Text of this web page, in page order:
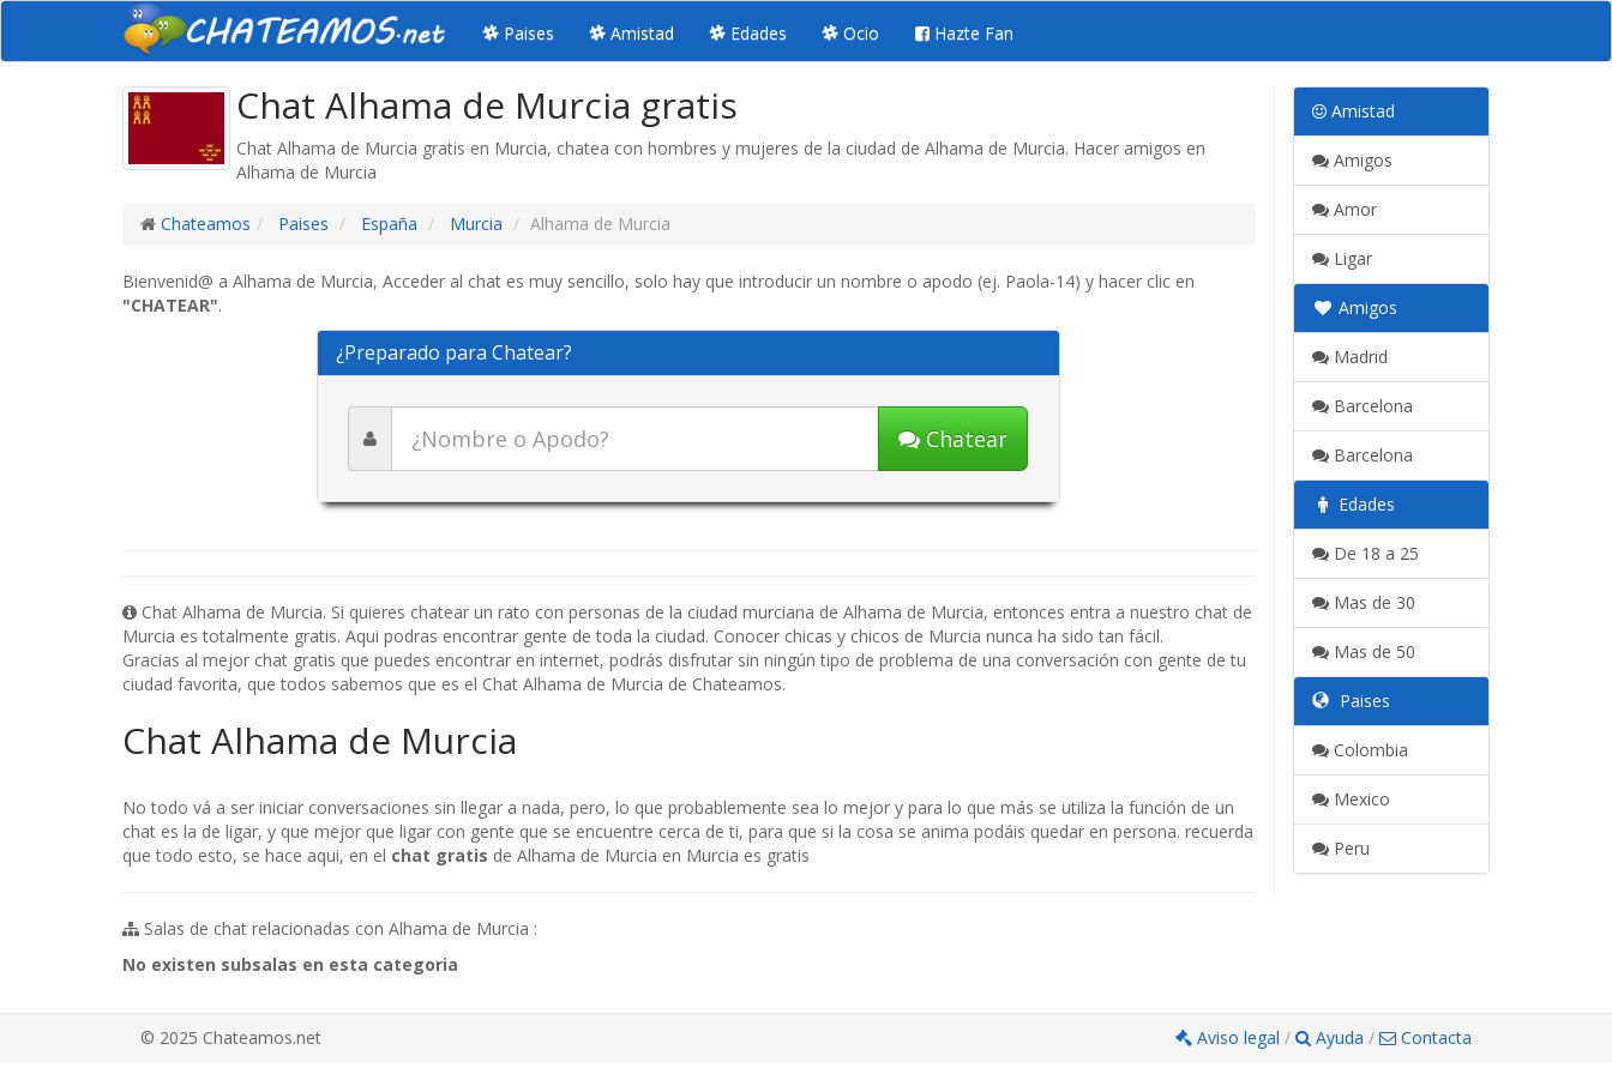
Paises Amistad Edades Ocio Hazte Fan
Chat Alhama de Murcia gratis
Chat Alhama de Murcia gratis en Murcia, chatea con hombres y mujeres de la ciudad de Alhama de Murcia. Hacer amigos en
Alhama de Murcia
Chateamos Paises España Murcia Alhama de Murcia
Bienvenid@ a Alhama de Murcia, Acceder al chat es muy sencillo, solo hay que introducir un nombre o apodo (ej. Paola-14) y hacer clic en
"CHATEAR".
¿Preparado para Chatear?
Chatear
Chat Alhama de Murcia. Si quieres chatear un rato con personas de la ciudad murciana de Alhama de Murcia, entonces entra a nuestro chat de
Murcia es totalmente gratis. Aqui podras encontrar gente de toda la ciudad. Conocer chicas y chicos de Murcia nunca ha sido tan fácil.
Gracias al mejor chat gratis que puedes encontrar en internet, podrás disfrutar sin ningún tipo de problema de una conversación con gente de tu
ciudad favorita, que todos sabemos que es el Chat Alhama de Murcia de Chateamos.
Chat Alhama de Murcia
No todo vá a ser iniciar conversaciones sin llegar a nada, pero, lo que probablemente sea lo mejor y para lo que más se utiliza la función de un
chat es la de ligar, y que mejor que ligar con gente que se encuentre cerca de ti, para que si la cosa se anima podáis quedar en persona. recuerda
que todo esto, se hace aqui, en el chat gratis de Alhama de Murcia en Murcia es gratis
Salas de chat relacionadas con Alhama de Murcia :
No existen subsalas en esta categoria
Amistad
Amigos
Amor
Ligar
Amigos
Madrid
Barcelona
Barcelona
Edades
De 18 a 25
Mas de 30
Mas de 50
Paises
Colombia
Mexico
Peru
© 2025 Chateamos.net Aviso legal / Ayuda / Contacta